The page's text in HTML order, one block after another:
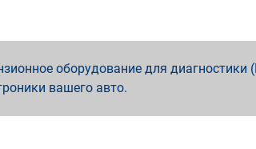
оборудование для диагностики
вашего авто.